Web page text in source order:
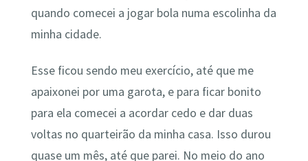
quando comecei a jogar bola numa escolinha da
minha cidade.
Esse ficou sendo meu exercício, até que me
apaixonei por uma garota, e para ficar bonito
para ela comecei a acordar cedo e dar duas
voltas no quarteirão da minha casa. Isso durou
quase um mês, até que parei. No meio do ano